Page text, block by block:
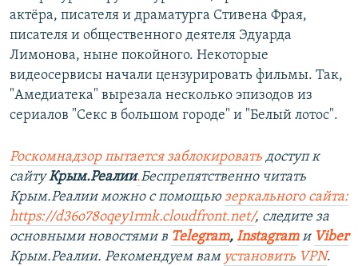
актёра, писателя и драматурга Стивена Фрая,
писателя и общественного деятеля Эдуарда
Лимонова, ныне покойного. Некоторые
видеосервисы начали цензурировать фильмы. Так,
"Амедиатека" вырезала несколько эпизодов из
сериалов "Секс в большом городе" и "Белый лотос".
Роскомнадзор пытается заблокировать доступ к
сайтуКрым.Реалии.Беспрепятственно читать
Крым.Реалии можно с помощью зеркального сайта:
https://d36o78oqey1rmk.cloudfront.net/, следите за
основными новостями в Telegram, Instagramи Viber
Крым.Реалии. Рекомендуем вам установить VPN.